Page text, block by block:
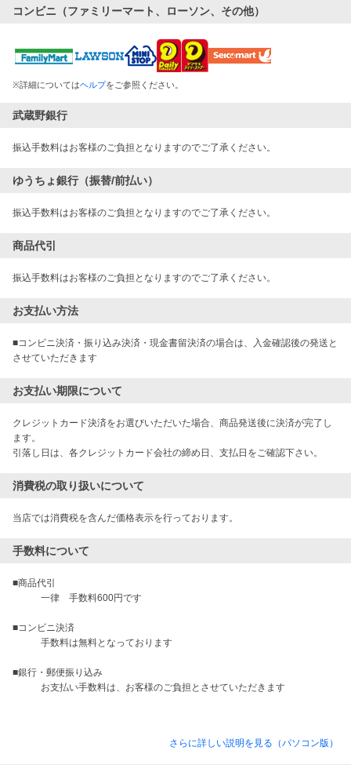
コンビニ（ファミリーマート、ローソン、その他）
※詳細についてはヘルプをご参照ください。
武蔵野銀行
振込手数料はお客様のご負担となりますのでご了承ください。
ゆうちょ銀行（振替/前払い）
振込手数料はお客様のご負担となりますのでご了承ください。
商品代引
振込手数料はお客様のご負担となりますのでご了承ください。
お支払い方法
■コンビニ決済・振り込み決済・現金書留決済の場合は、入金確認後の発送と
させていただきます
お支払い期限について
クレジットカード決済をお選びいただいた場合、商品発送後に決済が完了し
ます。
引落し日は、各クレジットカード会社の締め日、支払日をご確認下さい。
消費税の取り扱いについて
当店では消費税を含んだ価格表示を行っております。
手数料について
■商品代引
一律　手数料600円です
■コンビニ決済
手数料は無料となっております
■銀行・郵便振り込み
お支払い手数料は、お客様のご負担とさせていただきます
さらに詳しい説明を見る（パソコン版）